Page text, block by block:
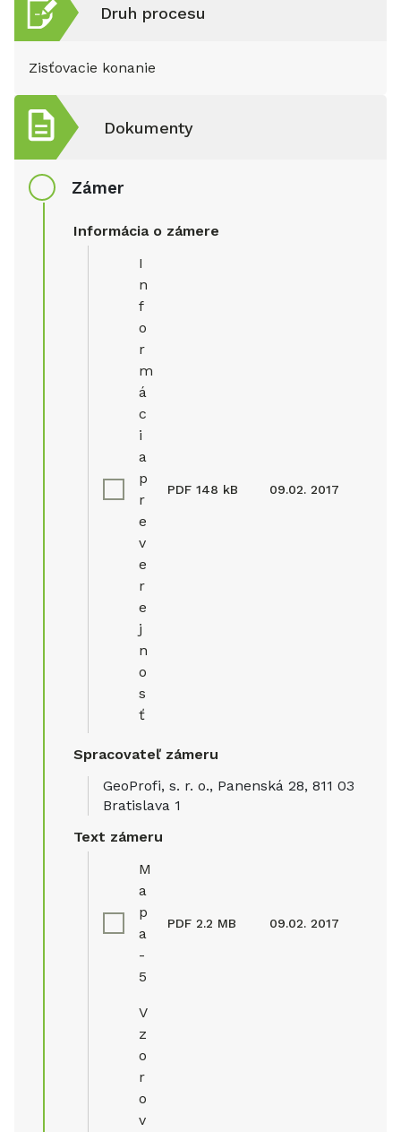
Druh procesu
Zisťovacie konanie
Dokumenty
Zámer
Informácia o zámere
I
n
f
o
r
m
á
c
i
a
p
r
e
v
e
r
e
j
n
o
s
ť
PDF 148 kB 09.02. 2017
Spracovateľ zámeru
GeoProfi, s. r. o., Panenská 28, 811 03
Bratislava 1
Text zámeru
M
a
p
a
-
5
PDF 2.2 MB 09.02. 2017
V
z
o
r
o
v